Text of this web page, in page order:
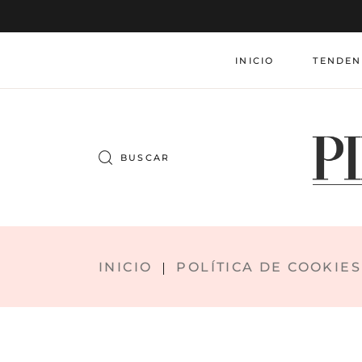
INICIO
Search
for:
INICIO POLÍTICA DE COOKIES